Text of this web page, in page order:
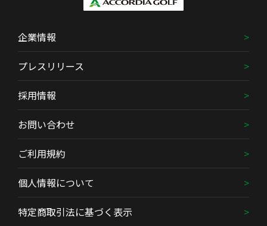
企業情報
プレスリリース
採用情報
お問い合わせ
ご利用規約
個人情報について
特定商取引法に基づく表示